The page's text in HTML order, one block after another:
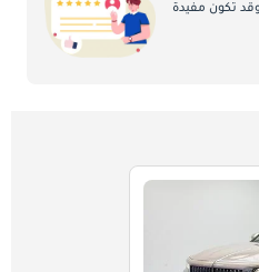
تكون مفيدة